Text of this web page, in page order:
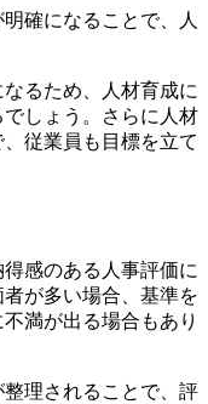
確になることで、人
るため、人材育成に
しょう。さらに人材
従業員も目標を立て
感のある人事評価に
が多い場合、基準を
満が出る場合もあり
理されることで、評